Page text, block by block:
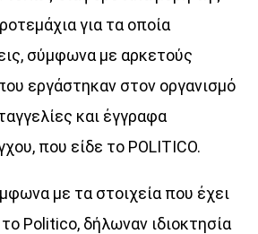
για τα οποία
σύµφωνα µε αρκετούς
εργάστηκαν στον οργανισµό
και έγγραφα
που είδε το POLITICO.
µε τα στοιχεία που έχει
Politico, δήλωναν ιδιοκτησία